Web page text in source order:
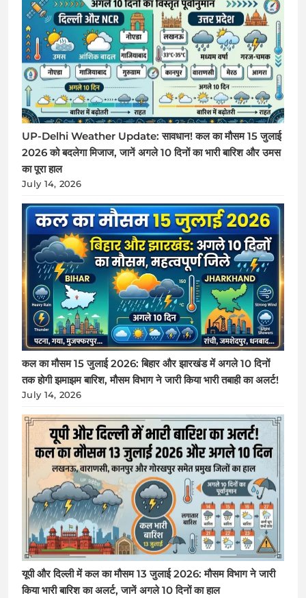
UP-Delhi Weather Update: सावधान! कल का मौसम 15 जुलाई
2026 को बदलेगा मिजाज, जानें अगले 10 दिनों का भारी बारिश और उमस
का पूरा हाल
July 14, 2026
कल का मौसम 15 जुलाई 2026: बिहार और झारखंड में अगले 10 दिनों
तक होगी झमाझम बारिश, मौसम विभाग ने जारी किया भारी तबाही का अलर्ट!
July 14, 2026
यूपी और दिल्ली में कल का मौसम 13 जुलाई 2026: मौसम विभाग ने जारी
किया भारी बारिश का अलर्ट, जानें अगले 10 दिनों का हाल